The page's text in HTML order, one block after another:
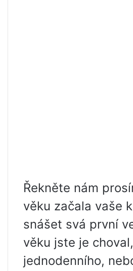
Řekněte nám
věku začala vaše
snášet svá první
věku jste je
jednodenního,